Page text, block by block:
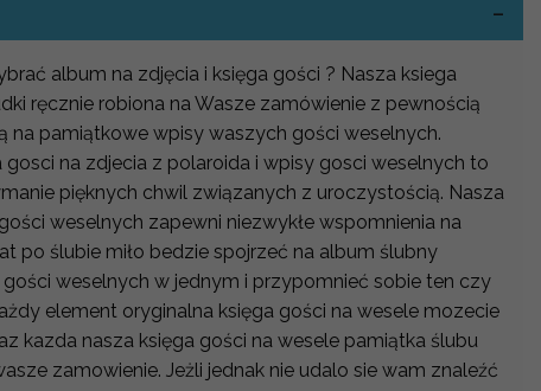
album na zdjęcia i księga gości ? Nasza ksiega
ręcznie robiona na Wasze zamówienie z pewnością
na pamiątkowe wpisy waszych gości weselnych.
gosci na zdjecia z polaroida i wpisy gosci weselnych to
pięknych chwil związanych z uroczystością. Nasza
weselnych zapewni niezwykłe wspomnienia na
po ślubie miło bedzie spojrzeć na album ślubny
weselnych w jednym i przypomnieć sobie ten czy
element oryginalna księga gości na wesele mozecie
kazda nasza księga gości na wesele pamiątka ślubu
zamowienie. Jeżli jednak nie udalo sie wam znaleźć